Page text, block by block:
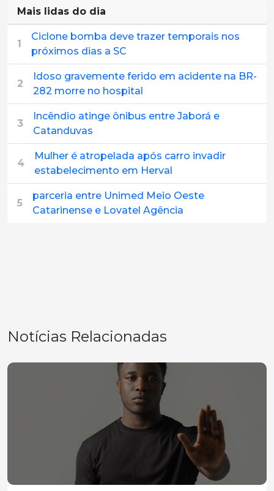
Mais lidas do dia
1
Ciclone bomba deve trazer temporais nos
próximos dias a SC
2
Idoso gravemente ferido em acidente na BR-
282 morre no hospital
3
Incêndio atinge ônibus entre Jaborá e
Catanduvas
4
Mulher é atropelada após carro invadir
estabelecimento em Herval
5
parceria entre Unimed Meio Oeste
Catarinense e Lovatel Agência
Notícias Relacionadas